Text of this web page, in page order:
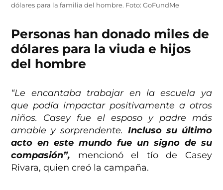
dólares para la familia del hombre. Foto: GoFundMe
Personas han donado miles de
dólares para la viuda e hijos
del hombre
“Le encantaba trabajar en la escuela ya
que podía impactar positivamente a otros
niños. Casey fue el esposo y padre más
amable y sorprendente. Incluso su último
acto en este mundo fue un signo de su
compasión”, mencionó el tío de Casey
Rivara, quien creó la campaña.